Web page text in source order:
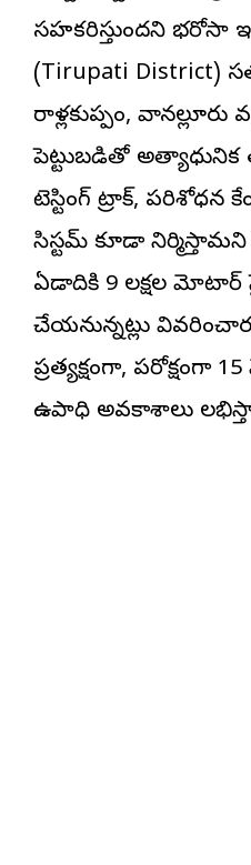
సహకరిస్తుందని భరోసా
(Tirupati District)
రాళ్లకుప్పం, వానల్లూరు
పెట్టుబడితో
టెస్టింగ్ ట్రాక్, పరిశోధన
సిస్టమ్ కూడా
ఏడాదికి 9 లక్షల మోటార్
చేయనున్నట్లు
ప్రత్యక్షంగా, పరోక్షంగా
ఉపాధి అవకాశాలు